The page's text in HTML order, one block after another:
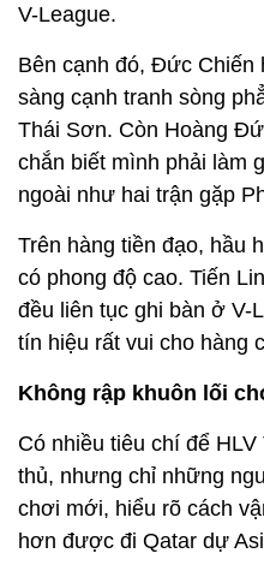
V-League.
Bên cạnh đó, Đức Chiến
sàng cạnh tranh sòng
Thái Sơn. Còn Hoàng
chắn biết mình phải làm
ngoài như hai trận gặp
Trên hàng tiền đạo, hầu
có phong độ cao. Tiến
đều liên tục ghi bàn ở V-
tín hiệu rất vui cho hàng
Không rập khuôn lối
Có nhiều tiêu chí để
thủ, nhưng chỉ những
chơi mới, hiểu rõ cách
hơn được đi Qatar dự